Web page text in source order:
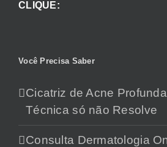
CLIQUE:
Você Precisa Saber
Cicatriz de Acne
Técnica só não Resolve
Consulta Dermatologia